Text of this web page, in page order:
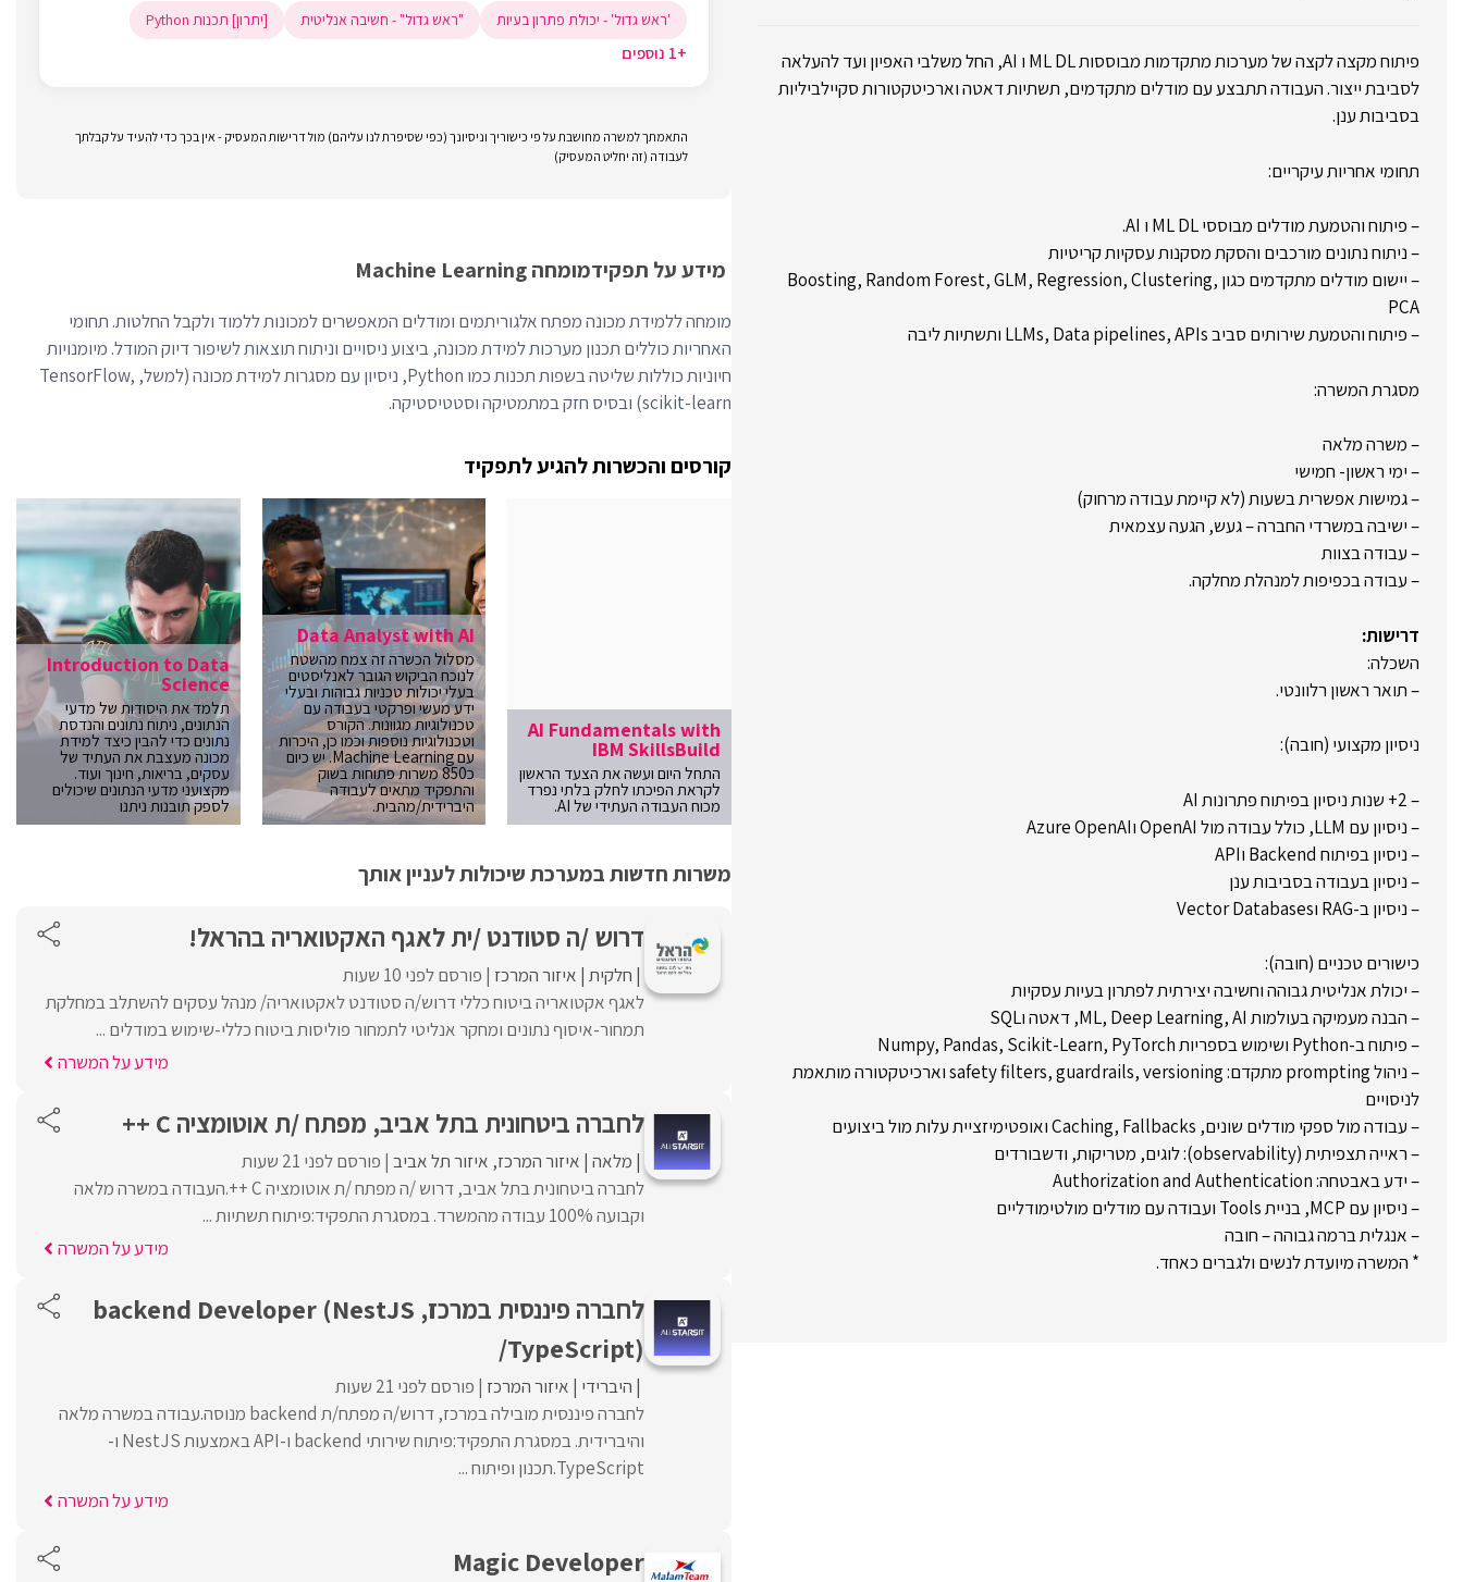
פיתוח מקצה לקצה של מערכות מתקדמות מבוססות ML DL ו AI, החל משלבי האפיון ועד להעלאה
לסביבת ייצור. העבודה תתבצע עם מודלים מתקדמים, תשתיות דאטה וארכיטקטורות סקיילביליות
בסביבות ענן.
תחומי אחריות עיקריים:
– פיתוח והטמעת מודלים מבוססי ML DL ו AI.
– ניתוח נתונים מורכבים והסקת מסקנות עסקיות קריטיות
– יישום מודלים מתקדמים כגון Boosting, Random Forest, GLM, Regression, Clustering,
PCA
– פיתוח והטמעת שירותים סביב LLMs, Data pipelines, APIs ותשתיות ליבה
מסגרת המשרה:
– משרה מלאה
– ימי ראשון- חמישי
– גמישות אפשרית בשעות (לא קיימת עבודה מרחוק)
– ישיבה במשרדי החברה – געש, הגעה עצמאית
– עבודה בצוות
– עבודה בכפיפות למנהלת מחלקה.
דרישות:
השכלה:
– תואר ראשון רלוונטי.
ניסיון מקצועי (חובה):
– 2+ שנות ניסיון בפיתוח פתרונות AI
– ניסיון עם LLM, כולל עבודה מול OpenAI וAzure OpenAI
– ניסיון בפיתוח Backend וAPI
– ניסיון בעבודה בסביבות ענן
– ניסיון ב-RAG וVector Databases
כישורים טכניים (חובה):
– יכולת אנליטית גבוהה וחשיבה יצירתית לפתרון בעיות עסקיות
– הבנה מעמיקה בעולמות ML, Deep Learning, AI, דאטה וSQL
– פיתוח ב-Python ושימוש בספריות Numpy, Pandas, Scikit-Learn, PyTorch
– ניהול prompting מתקדם: safety filters, guardrails, versioning וארכיטקטורה מותאמת
לניסויים
– עבודה מול ספקי מודלים שונים, Caching, Fallbacks ואופטימיזציית עלות מול ביצועים
– ראייה תצפיתית (observability): לוגים, מטריקות, ודשבורדים
– ידע באבטחה: Authorization and Authentication
– ניסיון עם MCP, בניית Tools ועבודה עם מודלים מולטימודליים
– אנגלית ברמה גבוהה – חובה
* המשרה מיועדת לנשים ולגברים כאחד.
'ראש גדול' - יכולת פתרון בעיות "ראש גדול" - חשיבה אנליטית [יתרון] תכנות Python
+1 נוספים
התאמתך למשרה מחושבת על פי כישוריך וניסיונך (כפי שסיפרת לנו עליהם) מול דרישות המעסיק - אין בכך כדי להעיד על קבלתך
לעבודה (זה יחליט המעסיק)
מידע על תפקידמומחה Machine Learning
מומחה ללמידת מכונה מפתח אלגוריתמים ומודלים המאפשרים למכונות ללמוד ולקבל החלטות. תחומי
האחריות כוללים תכנון מערכות למידת מכונה, ביצוע ניסויים וניתוח תוצאות לשיפור דיוק המודל. מיומנויות
חיוניות כוללות שליטה בשפות תכנות כמו Python, ניסיון עם מסגרות למידת מכונה (למשל, TensorFlow,
scikit-learn) ובסיס חזק במתמטיקה וסטטיסטיקה.
קורסים והכשרות להגיע לתפקיד
AI Fundamentals with
IBM SkillsBuild
התחל היום ועשה את הצעד הראשון
לקראת הפיכתו לחלק בלתי נפרד
מכוח העבודה העתידי של AI.
Data Analyst with AI
מסלול הכשרה זה צמח מהשטח
לנוכח הביקוש הגובר לאנליסטים
בעלי יכולות טכניות גבוהות ובעלי
ידע מעשי ופרקטי בעבודה עם
טכנולוגיות מגוונות. הקורס
וטכנולוגיות נוספות וכמו כן, היכרות
עם Machine Learning. יש כיום
כ850 משרות פתוחות בשוק
והתפקיד מתאים לעבודה
היברידית/מהבית.
Introduction to Data
Science
תלמד את היסודות של מדעי
הנתונים, ניתוח נתונים והנדסת
נתונים כדי להבין כיצד למידת
מכונה מעצבת את העתיד של
עסקים, בריאות, חינוך ועוד.
מקצועני מדעי הנתונים שיכולים
לספק תובנות ניתנו
משרות חדשות במערכת שיכולות לעניין אותך
דרוש /ה סטודנט /ית לאגף האקטואריה בהראל!
חלקית איזור המרכז פורסם לפני 10 שעות
לאגף אקטואריה ביטוח כללי דרוש/ה סטודנט לאקטואריה/ מנהל עסקים להשתלב במחלקת
תמחור-איסוף נתונים ומחקר אנליטי לתמחור פוליסות ביטוח כללי-שימוש במודלים ...
מידע על המשרה
לחברה ביטחונית בתל אביב, מפתח /ת אוטומציה C ++
מלאה איזור המרכז איזור תל אביב פורסם לפני 21 שעות
לחברה ביטחונית בתל אביב, דרוש /ה מפתח /ת אוטומציה C ++.העבודה במשרה מלאה
וקבועה 100% עבודה מהמשרד. במסגרת התפקיד:פיתוח תשתיות ...
מידע על המשרה
לחברה פיננסית במרכז, backend Developer (NestJS
/TypeScript)
היברידי איזור המרכז פורסם לפני 21 שעות
לחברה פיננסית מובילה במרכז, דרוש/ה מפתח/ת backend מנוסה.עבודה במשרה מלאה
והיברידית. במסגרת התפקיד:פיתוח שירותי backend ו-API באמצעות NestJS ו-
TypeScript.תכנון ופיתוח ...
מידע על המשרה
Magic Developer